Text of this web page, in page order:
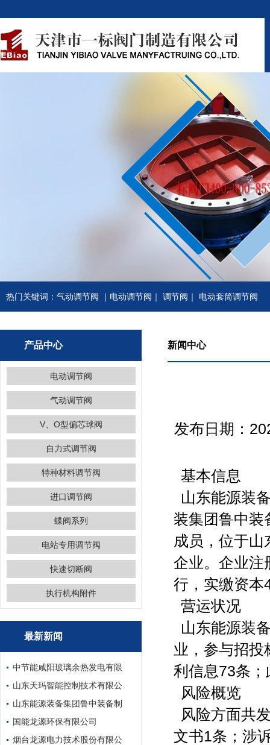
热门关键词： 气动调节阀 ｜ 电动调节阀 ｜ 调节阀 ｜ 电动套筒调节阀
产品中心
电动调节阀
气动调节阀
V、O型偏芯球阀
自力式调节阀
特种材料调节阀
进口调节阀
蝶阀系列
电站专用调节阀
快速切断阀
执行机构附件
最新新闻
中节能咸阳玻璃余热发电有限
山东天玛智能控制技术有限公
山东能源装备集团鲁中装备制
国能龙源环保有限公司
烟台龙源电力技术股份有限公
新闻中心
发布日期：
基本信息
山东能源装
装集团鲁中装
成员，位于山
企业。企业注
行，实缴资本
营运状况
山东能源装
业，参与招投
利信息73条
风险概览
风险方面共
文书1条；涉